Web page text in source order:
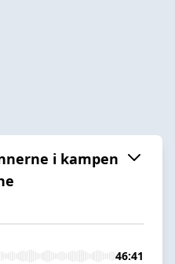
i kampen
46:41